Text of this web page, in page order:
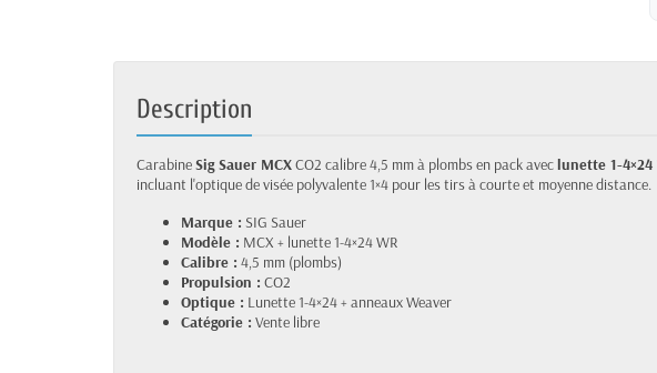
Description
CarabineSig Sauer MCXCO2 calibre 4,5 mm à plombs en pack aveclunette 1-4×24
incluant l'optique de visée polyvalente 1×4 pour les tirs à courte et moyenne distance.
Marque : SIG Sauer
Modèle : MCX + lunette 1-4×24 WR
Calibre : 4,5 mm (plombs)
Propulsion : CO2
Optique : Lunette 1-4×24 + anneaux Weaver
Catégorie : Vente libre